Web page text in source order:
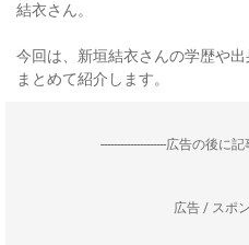
結衣さん。
今回は、新垣結衣さんの学歴や
まとめて紹介します。
--------------------広告の後に
広告 / スポ